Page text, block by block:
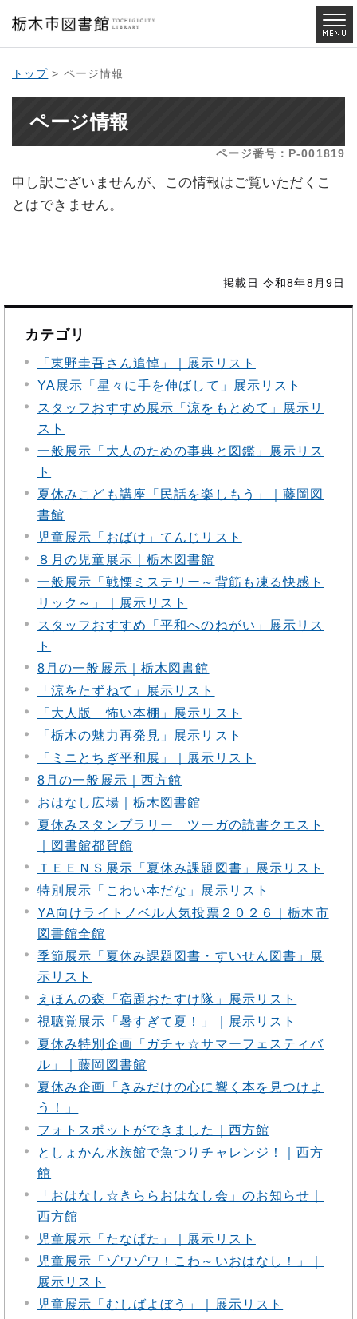
トップ > ページ情報
ページ情報
ページ番号：P-001819
申し訳ございませんが、この情報はご覧いただくこ
とはできません。
掲載日 令和8年8月9日
カテゴリ
「東野圭吾さん追悼」｜展示リスト
YA展示「星々に手を伸ばして」展示リスト
スタッフおすすめ展示「涼をもとめて」展示リ
スト
一般展示「大人のための事典と図鑑」展示リス
ト
夏休みこども講座「民話を楽しもう」｜藤岡図
書館
児童展示「おばけ」てんじリスト
８月の児童展示｜栃木図書館
一般展示「戦慄ミステリー～背筋も凍る快感ト
リック～」｜展示リスト
スタッフおすすめ「平和へのねがい」展示リス
ト
8月の一般展示｜栃木図書館
「涼をたずねて」展示リスト
「大人版 怖い本棚」展示リスト
「栃木の魅力再発見」展示リスト
「ミニとちぎ平和展」｜展示リスト
8月の一般展示｜西方館
おはなし広場｜栃木図書館
夏休みスタンプラリー ツーガの読書クエスト
｜図書館都賀館
ＴＥＥＮＳ展示「夏休み課題図書」展示リスト
特別展示「こわい本だな」展示リスト
YA向けライトノベル人気投票２０２６｜栃木市
図書館全館
季節展示「夏休み課題図書・すいせん図書」展
示リスト
えほんの森「宿題おたすけ隊」展示リスト
視聴覚展示「暑すぎて夏！」｜展示リスト
夏休み特別企画「ガチャ☆サマーフェスティバ
ル」｜藤岡図書館
夏休み企画「きみだけの心に響く本を見つけよ
う！」
フォトスポットができました｜西方館
としょかん水族館で魚つりチャレンジ！｜西方
館
「おはなし☆きららおはなし会」のお知らせ｜
西方館
児童展示「たなばた」｜展示リスト
児童展示「ゾワゾワ！こわ～いおはなし！」｜
展示リスト
児童展示「むしばよぼう」｜展示リスト